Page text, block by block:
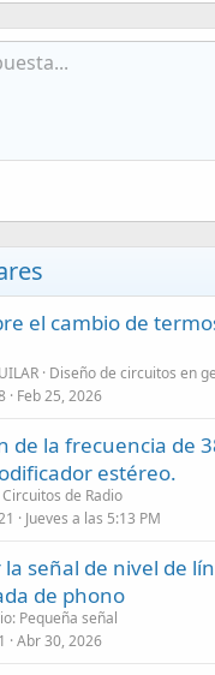
el cambio de
Diseño de circuitos en
Feb 25, 2026
de la frecuencia de
estéreo.
Circuitos de Radio
Jueves a las 5:13 PM
la señal de nivel de
de phono
Pequeña señal
1 Abr 30, 2026